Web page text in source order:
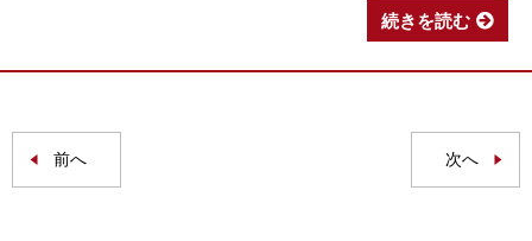
続きを読む
前へ 次へ